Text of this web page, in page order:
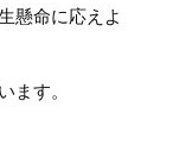
懸命に応えよ
ます。